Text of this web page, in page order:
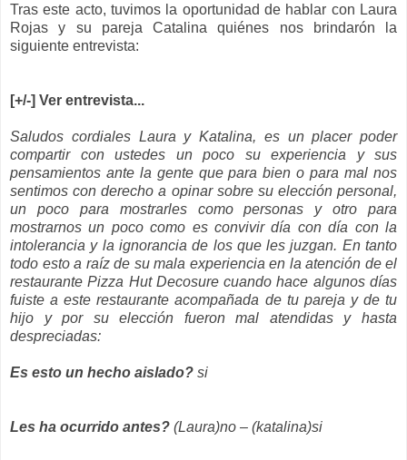
Tras este acto, tuvimos la oportunidad de hablar con Laura
Rojas y su pareja Catalina quiénes nos brindarón la
siguiente entrevista:
[+/-] Ver entrevista...
Saludos cordiales Laura y Katalina, es un placer poder
compartir con ustedes un poco su experiencia y sus
pensamientos ante la gente que para bien o para mal nos
sentimos con derecho a opinar sobre su elección personal,
un poco para mostrarles como personas y otro para
mostrarnos un poco como es convivir día con día con la
intolerancia y la ignorancia de los que les juzgan. En tanto
todo esto a raíz de su mala experiencia en la atención de el
restaurante Pizza Hut Decosure cuando hace algunos días
fuiste a este restaurante acompañada de tu pareja y de tu
hijo y por su elección fueron mal atendidas y hasta
despreciadas:
Es esto un hecho aislado? si
Les ha ocurrido antes? (Laura)no – (katalina)si